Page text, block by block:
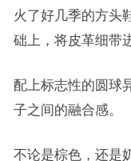
火了好几季的方头
础上，将皮革细带
配上标志性的圆球
子之间的融合感。
不论是棕色，还是